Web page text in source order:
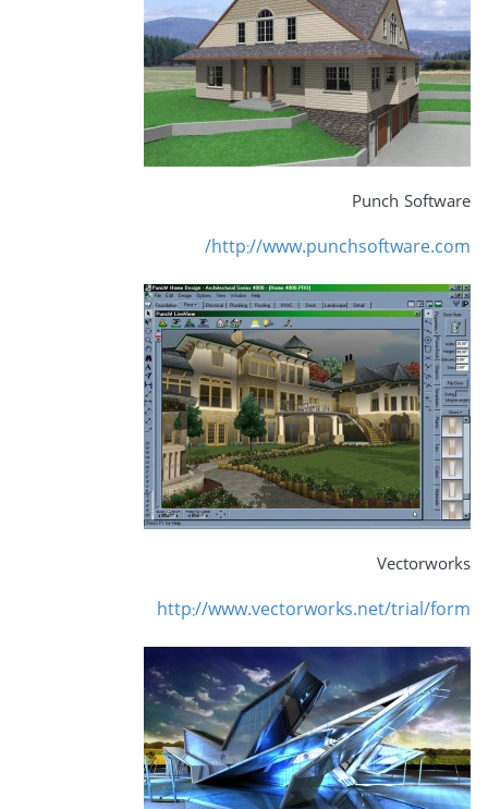
Punch Software
http://www.punchsoftware.com/
Vectorworks
http://www.vectorworks.net/trial/form